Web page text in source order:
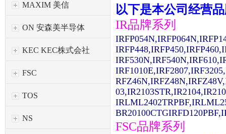
MAXIM 美信
ON 安森美半导体
KEC KEC株式会社
FSC
TOS
NS
以下是本公司经营
IR品牌系列
FSC品牌系列